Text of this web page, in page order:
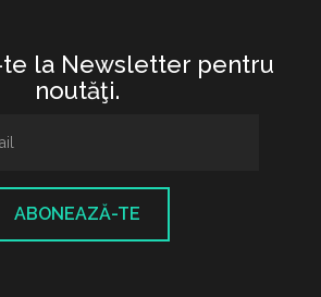
te la Newsletter pentru
noutăţi.
ABONEAZĂ-TE